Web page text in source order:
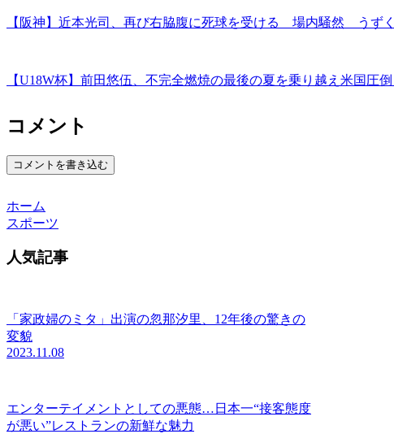
【阪神】近本光司、再び右脇腹に死球を受ける 場内騒然 うず
【U18W杯】前田悠伍、不完全燃焼の最後の夏を乗り越え米国圧
コメント
コメントを書き込む
ホーム
スポーツ
人気記事
「家政婦のミタ」出演の忽那汐里、12年後の驚きの
変貌
2023.11.08
エンターテイメントとしての悪態…日本一“接客態度
が悪い”レストランの新鮮な魅力